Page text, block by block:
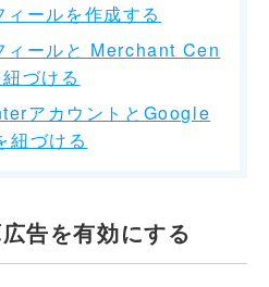
ィールを作成する
ィールと Merchant Cen
づける
アカウントとGoogle
紐づける
告を有効にする